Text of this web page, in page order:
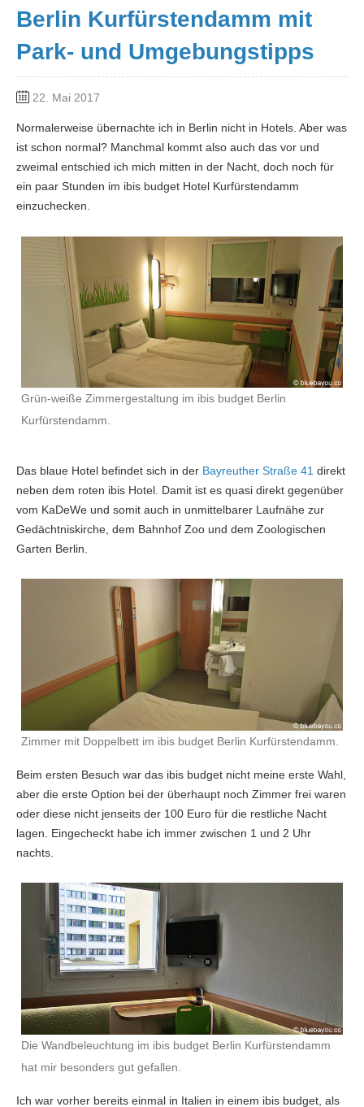
Berlin Kurfürstendamm mit
Park- und Umgebungstipps
22. Mai 2017
Normalerweise übernachte ich in Berlin nicht in Hotels. Aber was
ist schon normal? Manchmal kommt also auch das vor und
zweimal entschied ich mich mitten in der Nacht, doch noch für
ein paar Stunden im ibis budget Hotel Kurfürstendamm
einzuchecken.
Grün-weiße Zimmergestaltung im ibis budget Berlin
Kurfürstendamm.
Das blaue Hotel befindet sich in der Bayreuther Straße 41 direkt
neben dem roten ibis Hotel. Damit ist es quasi direkt gegenüber
vom KaDeWe und somit auch in unmittelbarer Laufnähe zur
Gedächtniskirche, dem Bahnhof Zoo und dem Zoologischen
Garten Berlin.
Zimmer mit Doppelbett im ibis budget Berlin Kurfürstendamm.
Beim ersten Besuch war das ibis budget nicht meine erste Wahl,
aber die erste Option bei der überhaupt noch Zimmer frei waren
oder diese nicht jenseits der 100 Euro für die restliche Nacht
lagen. Eingecheckt habe ich immer zwischen 1 und 2 Uhr
nachts.
Die Wandbeleuchtung im ibis budget Berlin Kurfürstendamm
hat mir besonders gut gefallen.
Ich war vorher bereits einmal in Italien in einem ibis budget, als